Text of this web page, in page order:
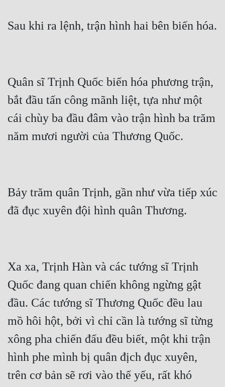
Quân sĩ Trịnh Quốc biến hóa phương trận,
bắt đầu tấn công mãnh liệt, tựa như một
cái chùy ba đầu đâm vào trận hình ba trăm
Bảy trăm quân Trịnh, gần như vừa tiếp xúc
Xa xa, Trịnh Hàn và các tướng sĩ Trịnh
Quốc đang quan chiến không ngừng gật
đầu. Các tướng sĩ Thương Quốc đều lau
mồ hôi hột, bởi vì chỉ cần là tướng sĩ từng
xông pha chiến đấu đều biết, một khi trận
hình phe mình bị quân địch đục xuyên,
trên cơ bản sẽ rơi vào thế yếu, rất khó